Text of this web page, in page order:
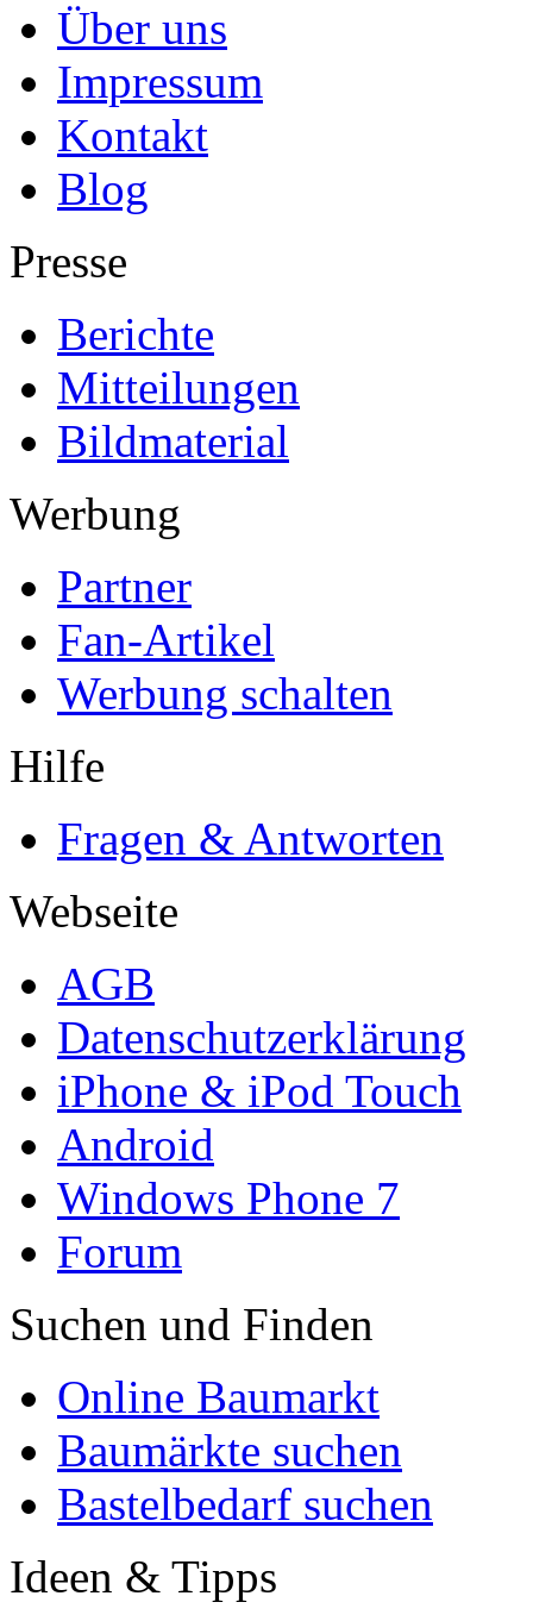
Über uns
Impressum
Kontakt
Blog
Presse
Berichte
Mitteilungen
Bildmaterial
Werbung
Partner
Fan-Artikel
Werbung schalten
Hilfe
Fragen & Antworten
Webseite
AGB
Datenschutzerklärung
iPhone & iPod Touch
Android
Windows Phone 7
Forum
Suchen und Finden
Online Baumarkt
Baumärkte suchen
Bastelbedarf suchen
Ideen & Tipps